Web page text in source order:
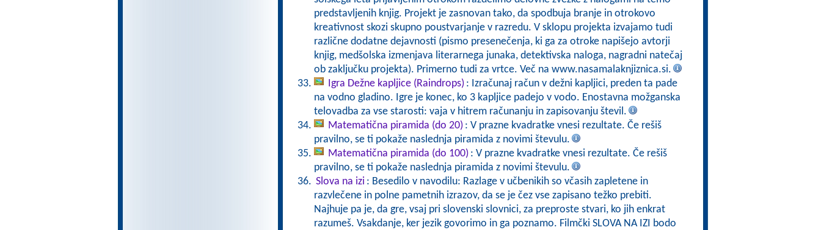
predstavljenih knjig. Projekt je zasnovan tako, da spodbuja branje in otrokovo
kreativnost skozi skupno poustvarjanje v razredu. V sklopu projekta izvajamo tudi
različne dodatne dejavnosti (pismo presenečenja, ki ga za otroke napišejo avtorji
knjig, medšolska izmenjava literarnega junaka, detektivska naloga, nagradni natečaj
ob zaključku projekta). Primerno tudi za vrtce. Več na www.nasamalaknjiznica.si.
Igra Dežne kapljice (Raindrops) : Izračunaj račun v dežni kapljici, preden ta pade
na vodno gladino. Igre je konec, ko 3 kapljice padejo v vodo. Enostavna možganska
telovadba za vse starosti: vaja v hitrem računanju in zapisovanju števil.
Matematična piramida (do 20) : V prazne kvadratke vnesi rezultate. Če rešiš
pravilno, se ti pokaže naslednja piramida z novimi števulu.
Matematična piramida (do 100) : V prazne kvadratke vnesi rezultate. Če rešiš
pravilno, se ti pokaže naslednja piramida z novimi števulu.
Slova na izi : Besedilo v navodilu: Razlage v učbenikih so včasih zapletene in
razvlečene in polne pametnih izrazov, da se je čez vse zapisano težko prebiti.
Najhuje pa je, da gre, vsaj pri slovenski slovnici, za preproste stvari, ko jih enkrat
razumeš. Vsakdanje, ker jezik govorimo in ga poznamo. Filmčki SLOVA NA IZI bodo